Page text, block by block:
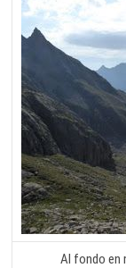
Al fondo en